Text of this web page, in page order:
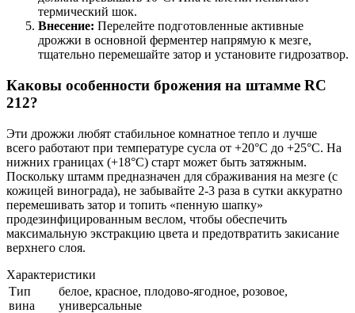
термический шок.
Внесение: Перелейте подготовленные активные
дрожжи в основной ферментер напрямую к мезге,
тщательно перемешайте затор и установите гидрозатвор.
Каковы особенности брожения на штамме RC
212?
Эти дрожжи любят стабильное комнатное тепло и лучше
всего работают при температуре сусла от +20°C до +25°C. На
нижних границах (+18°C) старт может быть затяжным.
Поскольку штамм предназначен для сбраживания на мезге (с
кожицей винограда), не забывайте 2-3 раза в сутки аккуратно
перемешивать затор и топить «пенную шапку»
продезинфицированным веслом, чтобы обеспечить
максимальную экстракцию цвета и предотвратить закисание
верхнего слоя.
Характеристики
Тип
вина
белое, красное, плодово-ягодное, розовое,
универсальные